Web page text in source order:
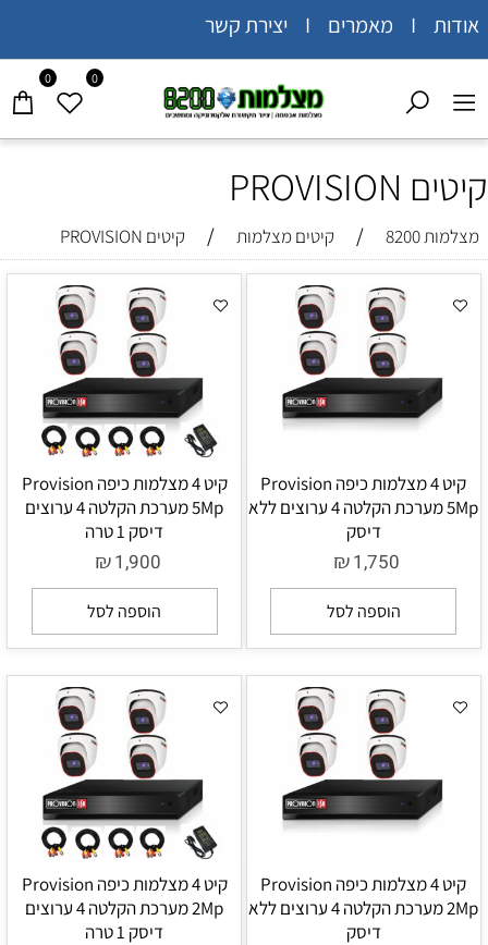
אודות I מאמרים I יצירת קשר
0 0
קיטים PROVISION
מצלמות 8200 / קיטים מצלמות / קיטים PROVISION
קיט 4 מצלמות כיפה Provision
5Mp מערכת הקלטה 4 ערוצים ללא
דיסק
₪1,750
הוספה לסל
קיט 4 מצלמות כיפה Provision
5Mp מערכת הקלטה 4 ערוצים
דיסק 1 טרה
₪1,900
הוספה לסל
קיט 4 מצלמות כיפה Provision
2Mp מערכת הקלטה 4 ערוצים ללא
דיסק
קיט 4 מצלמות כיפה Provision
2Mp מערכת הקלטה 4 ערוצים
דיסק 1 טרה